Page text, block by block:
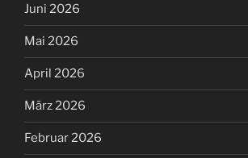
Juni 2026
Mai 2026
April 2026
März 2026
Februar 2026